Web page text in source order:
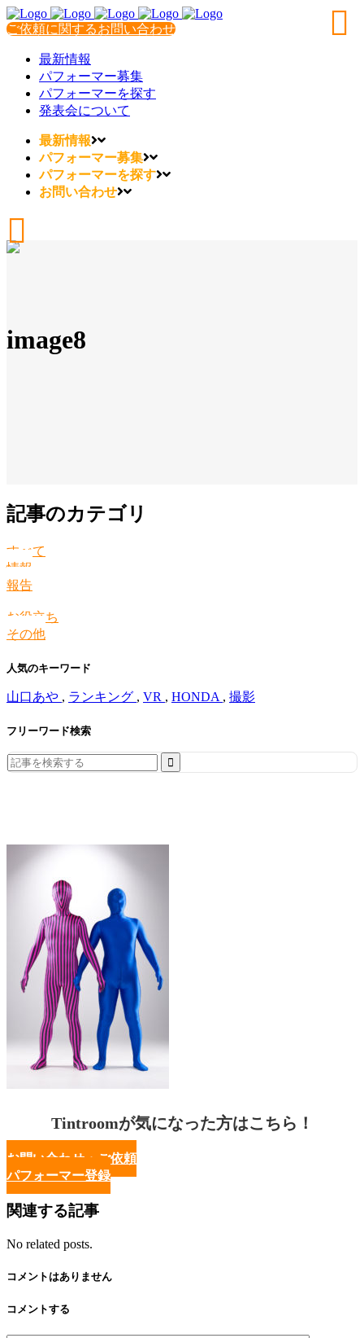
ご依頼に関するお問い合わせ
最新情報
パフォーマー募集
パフォーマーを探す
発表会について
最新情報
パフォーマー募集
パフォーマーを探す
お問い合わせ
image8
記事のカテゴリ
すべて
情報
報告
お役立ち
その他
人気のキーワード
山口あや , ランキング , VR , HONDA , 撮影
フリーワード検索
Search
for:
Tintroomが気になった方はこちら！
お問い合わせ・ご依頼
パフォーマー登録
関連する記事
No related posts.
コメントはありません
コメントする